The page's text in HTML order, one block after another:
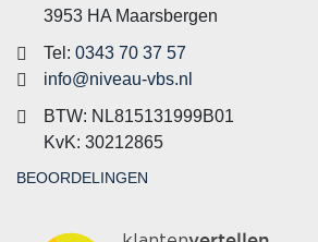
3953 HA Maarsbergen
Tel: 0343 70 37 57
info@niveau-vbs.nl
BTW: NL815131999B01
KvK: 30212865
BEOORDELINGEN